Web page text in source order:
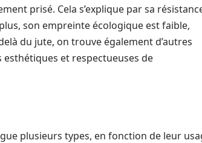
prisé. Cela s’explique par sa
son empreinte écologique est faible,
du jute, on trouve également d’autres
et respectueuses de
plusieurs types, en fonction de leur